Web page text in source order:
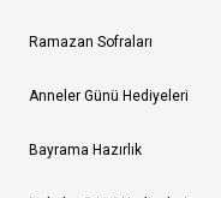
Ramazan Sofraları
Anneler Günü Hediyeleri
Bayrama Hazırlık